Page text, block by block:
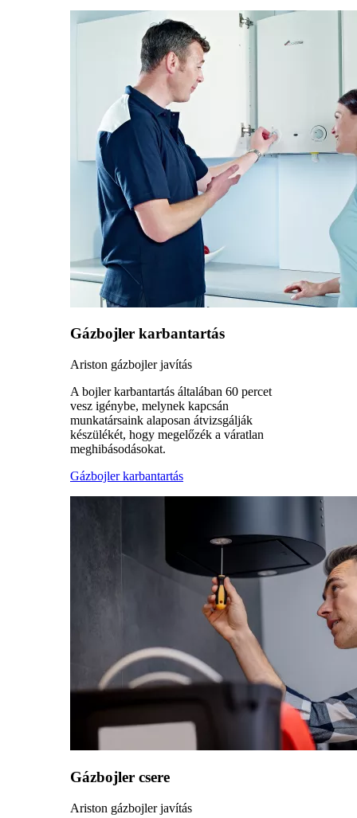
Gázbojler karbantartás
Ariston gázbojler javítás
A bojler karbantartás általában 60 percet
vesz igénybe, melynek kapcsán
munkatársaink alaposan átvizsgálják
készülékét, hogy megelőzék a váratlan
meghibásodásokat.
Gázbojler karbantartás
Gázbojler csere
Ariston gázbojler javítás